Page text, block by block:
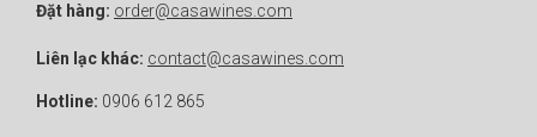
Đặt hàng: order@casawines.com
Liên lạc khác: contact@casawines.com
Hotline: 0906 612 865